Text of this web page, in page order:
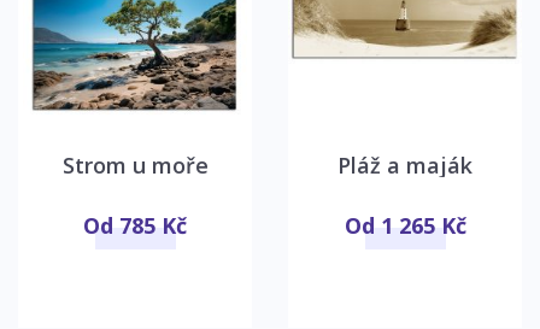
Strom u moře
Od 785 Kč
Pláž a maják
Od 1 265 Kč